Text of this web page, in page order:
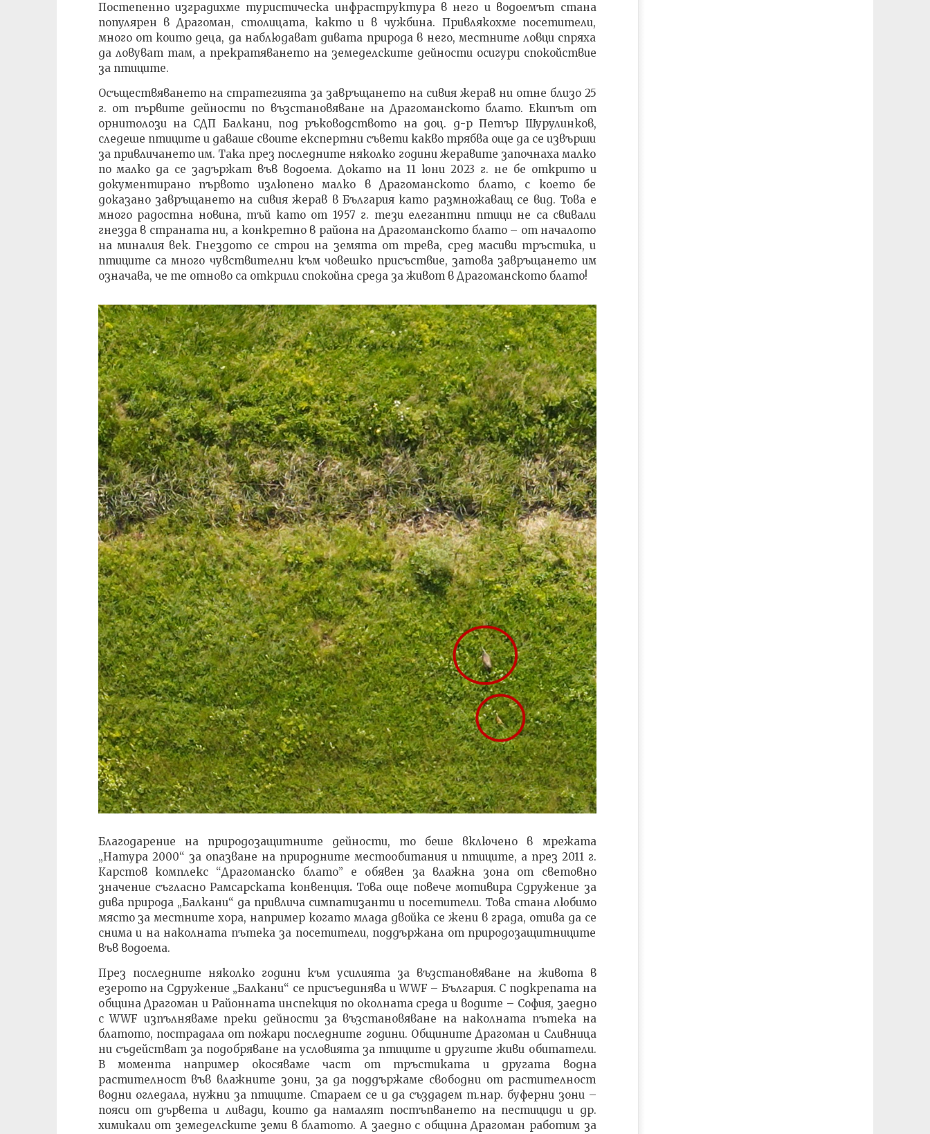
Постепенно изградихме туристическа инфраструктура в него и водоемът стана
популярен в Драгоман, столицата, както и в чужбина. Привлякохме посетители,
много от които деца, да наблюдават дивата природа в него, местните ловци спряха
да ловуват там, а прекратяването на земеделските дейности осигури спокойствие
за птиците.
Осъществяването на стратегията за завръщането на сивия жерав ни отне близо 25
г. от първите дейности по възстановяване на Драгоманското блато. Екипът от
орнитолози на СДП Балкани, под ръководството на доц. д-р Петър Шурулинков,
следеше птиците и даваше своите експертни съвети какво трябва още да се извърши
за привличането им. Така през последните няколко години жеравите започнаха малко
по малко да се задържат във водоема. Докато на 11 юни 2023 г. не бе открито и
документирано първото излюпено малко в Драгоманското блато, с което бе
доказано завръщането на сивия жерав в България като размножаващ се вид. Това е
много радостна новина, тъй като от 1957 г. тези елегантни птици не са свивали
гнезда в страната ни, а конкретно в района на Драгоманското блато – от началото
на миналия век. Гнездото се строи на земята от трева, сред масиви тръстика, и
птиците са много чувствителни към човешко присъствие, затова завръщането им
означава, че те отново са открили спокойна среда за живот в Драгоманското блато!
Благодарение на природозащитните дейности, то беше включено в мрежата
„Натура 2000“ за опазване на природните местообитания и птиците, а през 2011 г.
Карстов комплекс “Драгоманско блато” е обявен за влажна зона от световно
значение съгласно Рамсарската конвенция. Това още повече мотивира Сдружение за
дива природа „Балкани“ да привлича симпатизанти и посетители. Това стана любимо
място за местните хора, например когато млада двойка се жени в града, отива да се
снима и на наколната пътека за посетители, поддържана от природозащитниците
във водоема.
През последните няколко години към усилията за възстановяване на живота в
езерото на Сдружение „Балкани“ се присъединява и WWF – България. С подкрепата на
община Драгоман и Районната инспекция по околната среда и водите – София, заедно
с WWF изпълняваме преки дейности за възстановяване на наколната пътека на
блатото, пострадала от пожари последните години. Общините Драгоман и Сливница
ни съдействат за подобряване на условията за птиците и другите живи обитатели.
В момента например окосяваме част от тръстиката и другата водна
растителност във влажните зони, за да поддържаме свободни от растителност
водни огледала, нужни за птиците. Стараем се и да създадем т.нар. буферни зони –
пояси от дървета и ливади, които да намалят постъпването на пестициди и др.
химикали от земеделските земи в блатото. А заедно с община Драгоман работим за